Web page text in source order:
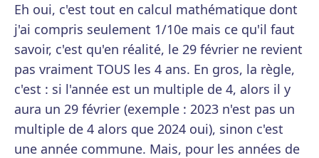
Eh oui, c'est tout en calcul mathématique dont
j'ai compris seulement 1/10e mais ce qu'il faut
savoir, c'est qu'en réalité, le 29 février ne revient
pas vraiment TOUS les 4 ans. En gros, la règle,
c'est : si l'année est un multiple de 4, alors il y
aura un 29 février (exemple : 2023 n'est pas un
multiple de 4 alors que 2024 oui), sinon c'est
une année commune. Mais, pour les années de